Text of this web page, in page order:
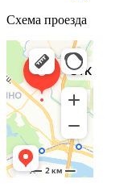
Схема проезда